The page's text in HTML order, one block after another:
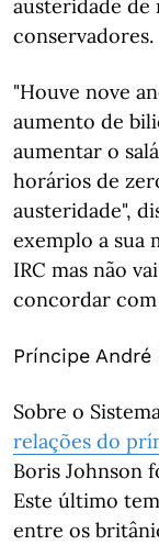
austeridade de
conservadores.
"Houve nove
aumento de
aumentar o
horários de
austeridade",
exemplo a sua
IRC mas não
concordar
Príncipe
Sobre o
relações do
Boris Johnson
Este último
entre os